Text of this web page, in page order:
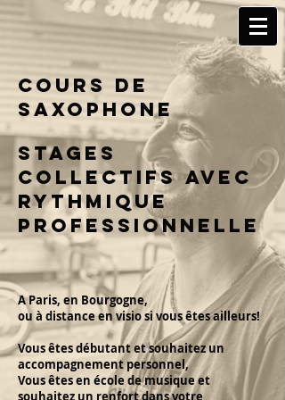
cours de
saxophone
STAGES
COLLECTIFS aVEC
RYTHMIQUE
PROFESSIONNELLE
A Paris, en Bourgogne,
ou à distance en visio si vous êtes ailleurs!
Vous êtes débutant et souhaitez un
accompagnement personnel,
Vous êtes en école de musique et
souhaitez un renfort dans votre